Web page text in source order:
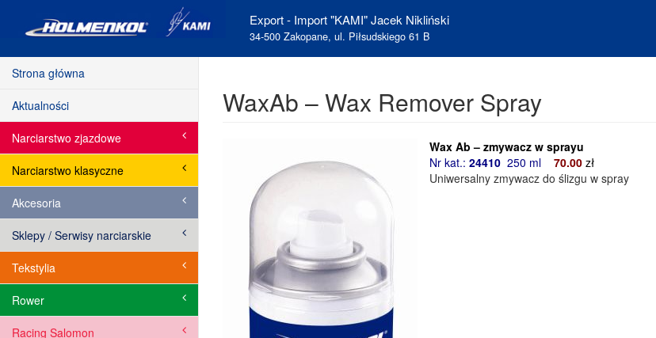
Export - Import "KAMI" Jacek Nikliński
34-500 Zakopane, ul. Piłsudskiego 61 B
Strona główna
Aktualności
Narciarstwo zjazdowe
Narciarstwo klasyczne
Akcesoria
Sklepy / Serwisy narciarskie
Tekstylia
Rower
Racing Salomon
WaxAb – Wax Remover Spray
Wax Ab – zmywacz w sprayu
Nr kat.: 24410 250 ml 70.00 zł
Uniwersalny zmywacz do ślizgu w spray